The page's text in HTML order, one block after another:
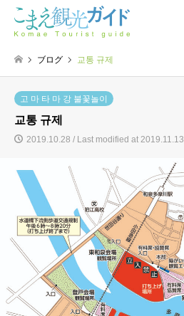
ブログ 교통 규제
고 마 타 마 강 불꽃놀이
교통 규제
2019.10.28 / Last modified at 2019.11.13